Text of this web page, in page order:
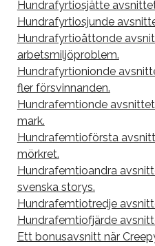
Hundrafyrtiosjätte
Hundrafyrtiosjunde
Hundrafyrtioåttonde
arbetsmiljöproblem.
Hundrafyrtionionde
fler försvinnanden.
Hundrafemtionde
mark.
Hundrafemtioförsta
mörkret.
Hundrafemtioandra
svenska storys.
Hundrafemtiotredje
Hundrafemtiofjärde
Ett bonusavsnitt när